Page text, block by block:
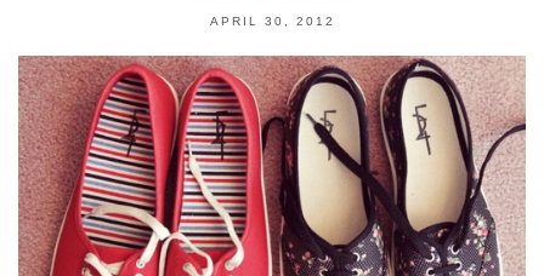
APRIL 30, 2012